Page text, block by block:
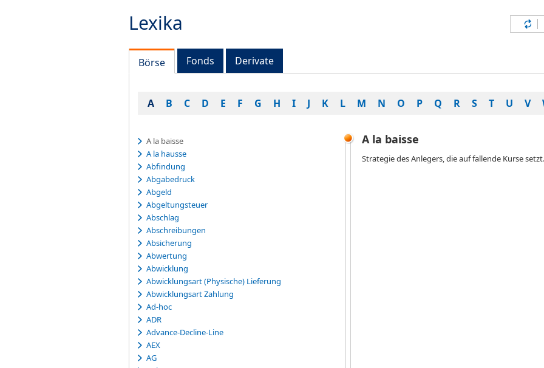
Lexika
Börse Fonds Derivate
A B C D E F G H I J K L M N O P Q R S T U V
A la baisse
A la hausse
Abfindung
Abgabedruck
Abgeld
Abgeltungsteuer
Abschlag
Abschreibungen
Absicherung
Abwertung
Abwicklung
Abwicklungsart (Physische) Lieferung
Abwicklungsart Zahlung
Ad-hoc
ADR
Advance-Decline-Line
AEX
AG
A la baisse
Strategie des Anlegers, die auf fallende Kurse setzt.